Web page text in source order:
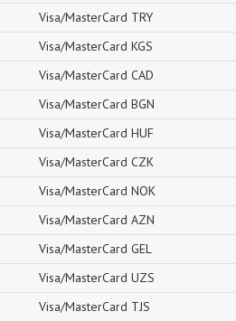
Visa/MasterCard TRY
Visa/MasterCard KGS
Visa/MasterCard CAD
Visa/MasterCard BGN
Visa/MasterCard HUF
Visa/MasterCard CZK
Visa/MasterCard NOK
Visa/MasterCard AZN
Visa/MasterCard GEL
Visa/MasterCard UZS
Visa/MasterCard TJS